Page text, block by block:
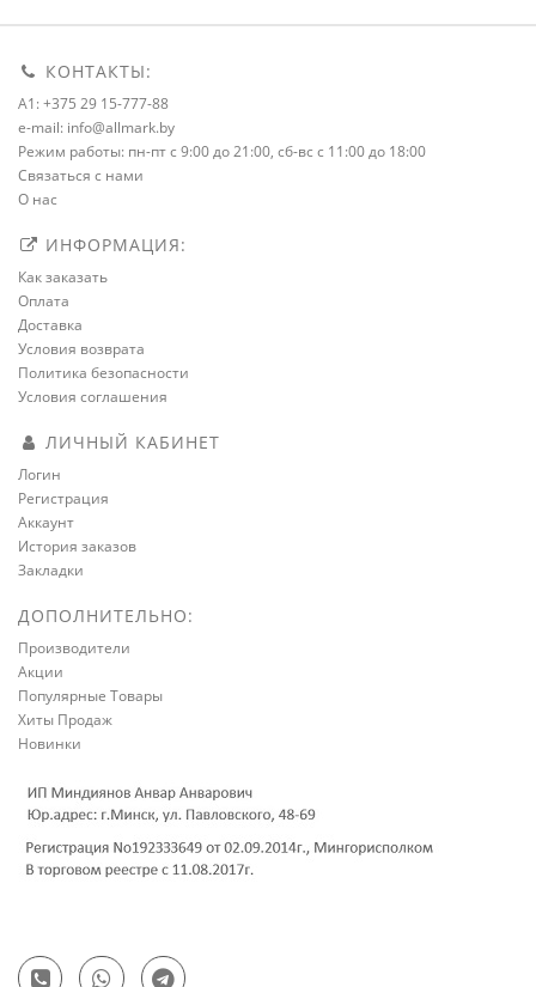
КОНТАКТЫ:
A1: +375 29 15-777-88
e-mail: info@allmark.by
Режим работы: пн-пт с 9:00 до 21:00, сб-вс с 11:00 до 18:00
Связаться с нами
О нас
ИНФОРМАЦИЯ:
Как заказать
Оплата
Доставка
Условия возврата
Политика безопасности
Условия соглашения
ЛИЧНЫЙ КАБИНЕТ
Логин
Регистрация
Аккаунт
История заказов
Закладки
ДОПОЛНИТЕЛЬНО:
Производители
Акции
Популярные Товары
Хиты Продаж
Новинки